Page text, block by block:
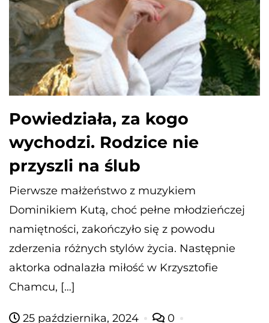
Powiedziała, za kogo
wychodzi. Rodzice nie
przyszli na ślub
Pierwsze małżeństwo z muzykiem
Dominikiem Kutą, choć pełne młodzieńczej
namiętności, zakończyło się z powodu
zderzenia różnych stylów życia. Następnie
aktorka odnalazła miłość w Krzysztofie
Chamcu, […]
25 października, 2024 0